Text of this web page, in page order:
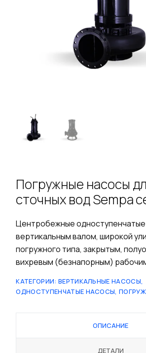
Погружные насосы
сточных вод Sempa
Центробежные
вертикальным валом, широкой
погружного типа, закрытым,
вихревым (безнапорным)
КАТЕГОРИИ: ВЕРТИКАЛЬНЫЕ НАСОСЫ,
ОДНОСТУПЕНЧАТЫЕ НАСОСЫ,
ОПИСАНИЕ
ДЕТАЛИ